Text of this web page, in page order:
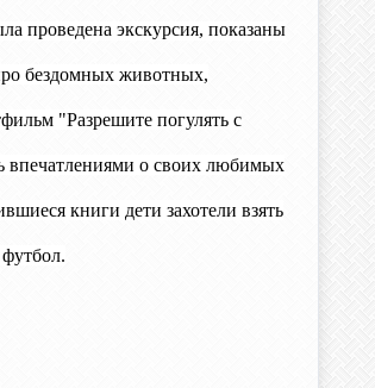
проведена экскурсия, показаны
бездомных животных,
"Разрешите погулять с
впечатлениями о своих любимых
книги дети захотели взять